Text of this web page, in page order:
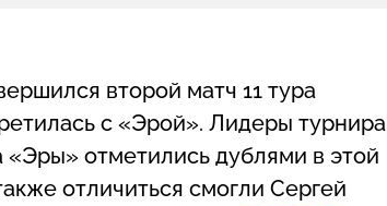
второй матч 11 тура
с «Эрой». Лидеры турнира
«Эры» отметились дублями в этой
отличиться смогли Сергей